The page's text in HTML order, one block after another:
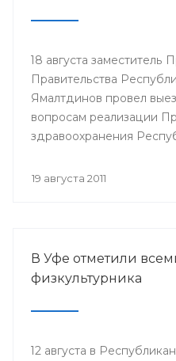
18 августа заместитель
Правительства
Ямалтдинов провел
вопросам реализации
здравоохранения
19 августа 2011
В Уфе отметили
физкультурника
12 августа в